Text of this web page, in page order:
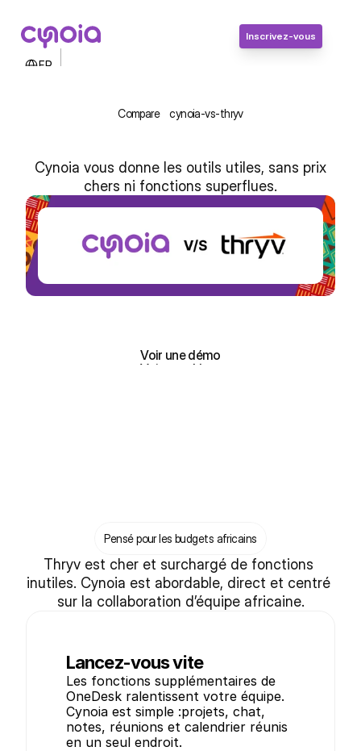
Inscrivez-vous
FR
Compare cynoia-vs-thryv
Cynoia vs Thryv : Collaboration
abordable et pratique pour l’Afrique
Cynoia vous donne les outils utiles, sans prix
chers ni fonctions superflues.
Voir une démo
Voir une démo
Pensé pour les budgets africains
Thryv est cher et surchargé de fonctions
inutiles. Cynoia est abordable, direct et centré
sur la collaboration d’équipe africaine.
Lancez-vous vite
Les fonctions supplémentaires de
OneDesk ralentissent votre équipe.
Cynoia est simple :projets, chat,
notes, réunions et calendrier réunis
en un seul endroit.